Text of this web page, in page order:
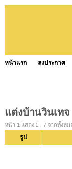
หน้าแรก ลงประกาศ
แต่งบ้านวินเทจ
หน้า 1 แสดง 1 - 7 จากทั้งหม
รูป